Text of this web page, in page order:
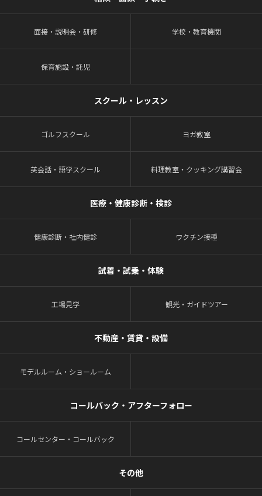
面接・説明会・研修 学校・教育機関
保育施設・託児
スクール・レッスン
ゴルフスクール ヨガ教室
英会話・語学スクール 料理教室・クッキング講習会
医療・健康診断・検診
健康診断・社内健診 ワクチン接種
試着・試乗・体験
工場見学 観光・ガイドツアー
不動産・賃貸・設備
モデルルーム・ショールーム
コールバック・アフターフォロー
コールセンター・コールバック
その他